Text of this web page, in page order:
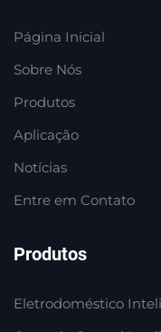
Página Inicial
Sobre Nós
Produtos
Aplicação
Notícias
Entre em Contato
Produtos
Eletrodoméstico